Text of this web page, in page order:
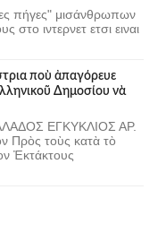
πήγες" μισάνθρωπων
στο ιντερνετ ετσι ειναι
ποὺ ἀπαγόρευε
Δημοσίου νὰ
ΕΓΚΥΚΛΙΟΣ ΑΡ.
Πρὸς τοὺς κατὰ τὸ
Ἐκτάκτους